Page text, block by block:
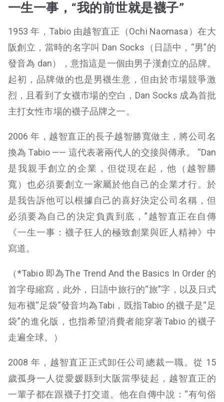
一生一事，“我的前世就是襪子”
1953 年，Tabio 由越智直正（Ochi Naomasa）在大
阪創立，當時的名字叫 Dan Socks（日語中，“男”的
發音為 dan），意指這是一個由男子漢創立的品牌。
起初，品牌做的也是男襪生意，但由於市場競爭激
烈，且看到了女襪市場的空白，Dan Socks 成為首批
主打女性市場的襪子品牌之一。
2006 年，越智直正的長子越智勝寬做主，將公司名
換為 Tabio —— 這代表著兩代人的交接與傳承。 “Dan
是我親手創立的企業，但從現在起，他（越智勝
寬）也必須要創立一家屬於他自己的企業才行。於
是我告訴他可以根據自己的喜好決定公司名稱，但
必須要為自己的決定負責到底，”越智直正在自傳
《一生一事：襪子狂人的極致創業與匠人精神》中
寫道。
（*Tabio 即為The Trend And the Basics In Order 的
首字母縮寫，此外，日語中旅行的“旅”字，以及日式
短布襪“足袋”發音均為Tabi，既指Tabio 的襪子是“足
袋”的進化版，也指希望消費者能穿著Tabio 的襪子
走遍全球。）
2008 年，越智直正正式卸任公司總裁一職。從 15
歲孤身一人從愛媛縣到大阪當學徒起，越智直正的
一輩子都在跟襪子打交道。他在自傳中說：“有句俗